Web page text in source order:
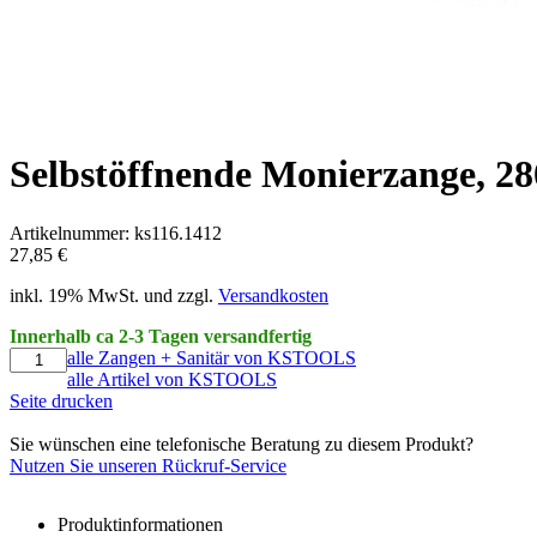
Selbstöffnende Monierzange,
Artikelnummer: ks116.1412
27,85 €
inkl. 19% MwSt. und zzgl. Versandkosten
Innerhalb ca 2-3 Tagen versandfertig
alle Zangen + Sanitär von KSTOOLS
alle Artikel von KSTOOLS
Seite drucken
Sie wünschen eine telefonische Beratung zu diesem Produkt?
Nutzen Sie unseren Rückruf-Service
Produktinformationen